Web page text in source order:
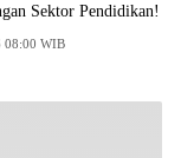
Sektor Pendidikan!
Sabtu, 1 Agu 2026 08:00 WIB